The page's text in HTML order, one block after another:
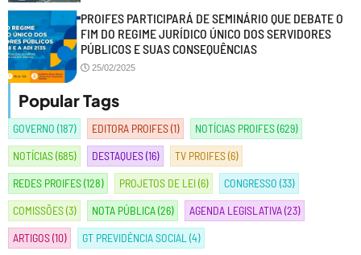
PROIFES PARTICIPARÁ DE SEMINÁRIO QUE DEBATE O
FIM DO REGIME JURÍDICO ÚNICO DOS SERVIDORES
PÚBLICOS E SUAS CONSEQUÊNCIAS
25/02/2025
Popular Tags
GOVERNO (187) EDITORA PROIFES(1) NOTÍCIAS PROIFES(629)
NOTÍCIAS(685) DESTAQUES(16) TV PROIFES(6)
REDES PROIFES(128) PROJETOS DE LEI(6) CONGRESSO (33)
COMISSÕES(3) NOTA PÚBLICA(26) AGENDA LEGISLATIVA(23)
ARTIGOS(10) GT PREVIDÊNCIA SOCIAL (4)